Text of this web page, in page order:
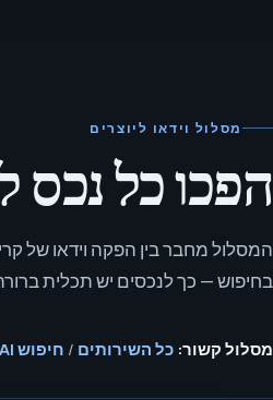
מסלול וידאו ליוצרים
הפכו כל נכס
המסלול מחבר בין הפקה וידאו של
בחיפוש — כך לנכסים יש תכלית
מסלול קשור: כל השירותים / חיפוש AI